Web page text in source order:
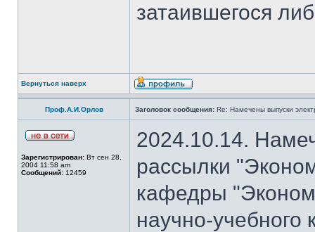
затаившегося
Вернуться наверх
Проф.А.И.Орлов Заголовок сообщения: Re: Намечены выпуски
Зарегистрирован: Вт сен 28,
2004 11:58 am
Сообщений: 12459
2024.10.14.
рассылки
кафедры
научно-